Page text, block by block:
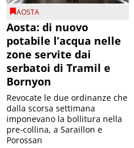
AOSTA
Aosta: di nuovo
potabile l’acqua nelle
zone servite dai
serbatoi di Tramil e
Bornyon
Revocate le due ordinanze che
dalla scorsa settimana
imponevano la bollitura nella
pre-collina, a Saraillon e
Porossan